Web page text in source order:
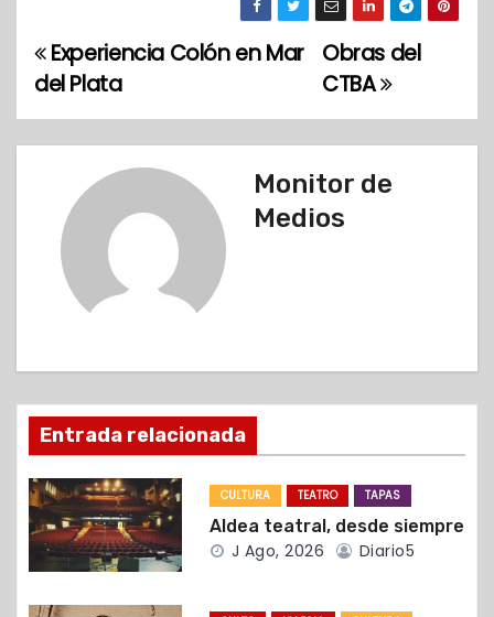
N
a
v
i
ó
n
d
e
Obras del
CTBA
Experiencia Colón en Mar
del Plata
Monitor de
Medios
Entrada relacionada
CULTURA TEATRO TAPAS
Aldea teatral, desde siempre
J Ago, 2026 Diario5